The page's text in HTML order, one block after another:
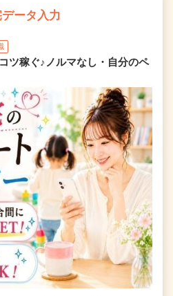
ータ入力
ツ稼ぐ♪ノルマなし・自分のペ